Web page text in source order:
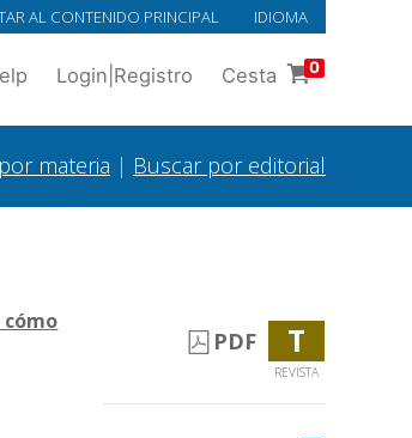
AL CONTENIDO PRINCIPAL IDIOMA
Login Registro Cesta 0
materia | Buscar por editorial
cómo
PDF T
REVISTA